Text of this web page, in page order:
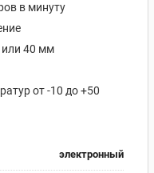
в минуту
40 мм
от -10 до +50
электронный